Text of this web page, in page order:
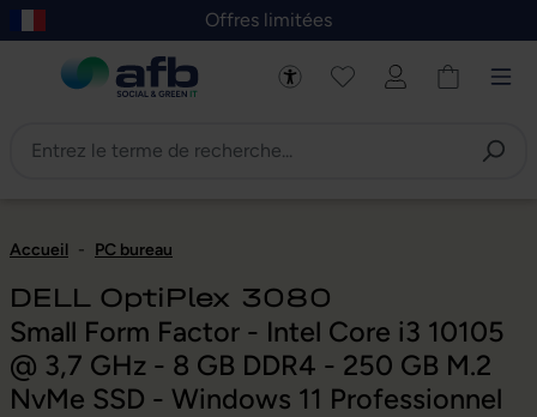
au contenu principal
Skip to B2B platform navigation
Offres limitées
Accueil - PC bureau
DELL OptiPlex 3080
Small Form Factor - Intel Core i3 10105
@ 3,7 GHz - 8 GB DDR4 - 250 GB M.2
NvMe SSD - Windows 11 Professionnel